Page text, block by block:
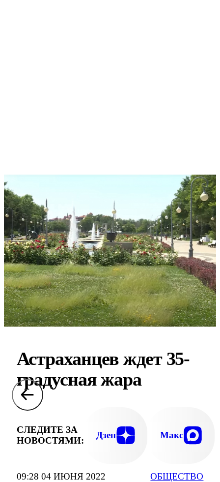
09:28 04 ИЮНЯ 2022
ОБЩЕСТВО
Астраханцев ждет 35-
градусная жара
СЛЕДИТЕ ЗА
НОВОСТЯМИ:
Дзен Макс